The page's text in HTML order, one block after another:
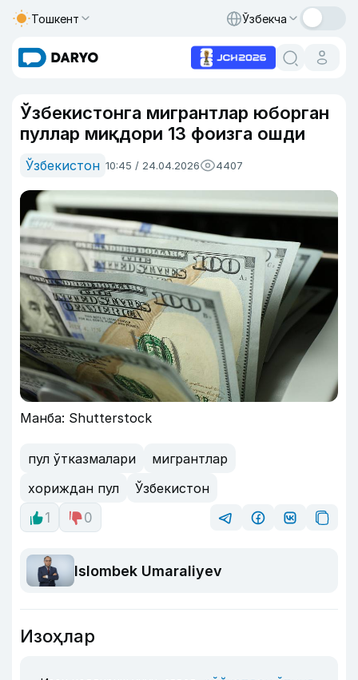
Тошкент Ўзбекча
Ўзбекистонга мигрантлар юборган
пуллар миқдори 13 фоизга ошди
Ўзбекистон 10:45 / 24.04.2026 4407
Манба: Shutterstock
пул ўтказмалари
мигрантлар
хориждан пул
Ўзбекистон
1
0
Islombek Umaraliyev
Изоҳлар